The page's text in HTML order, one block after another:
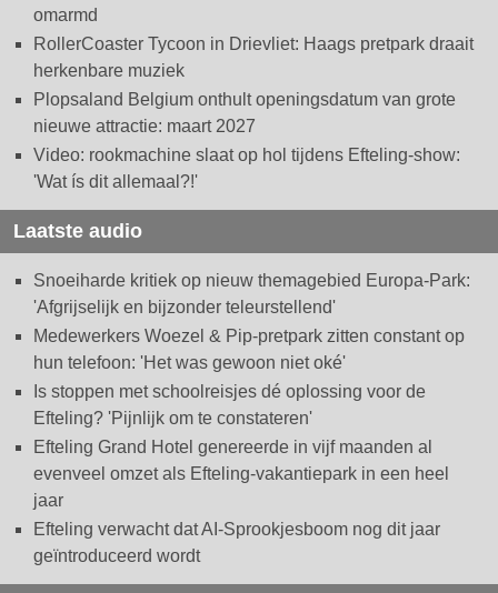
omarmd
RollerCoaster Tycoon in Drievliet: Haags pretpark draait
herkenbare muziek
Plopsaland Belgium onthult openingsdatum van grote
nieuwe attractie: maart 2027
Video: rookmachine slaat op hol tijdens Efteling-show:
'Wat ís dit allemaal?!'
Laatste audio
Snoeiharde kritiek op nieuw themagebied Europa-Park:
'Afgrijselijk en bijzonder teleurstellend'
Medewerkers Woezel & Pip-pretpark zitten constant op
hun telefoon: 'Het was gewoon niet oké'
Is stoppen met schoolreisjes dé oplossing voor de
Efteling? 'Pijnlijk om te constateren'
Efteling Grand Hotel genereerde in vijf maanden al
evenveel omzet als Efteling-vakantiepark in een heel
jaar
Efteling verwacht dat AI-Sprookjesboom nog dit jaar
geïntroduceerd wordt